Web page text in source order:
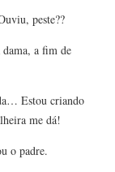
peste??
a fim de
Estou criando
me dá!
o padre.